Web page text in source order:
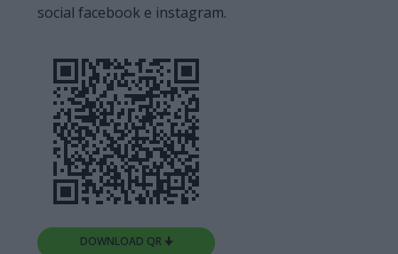
social facebook e instagram.
DOWNLOAD QR 🠋